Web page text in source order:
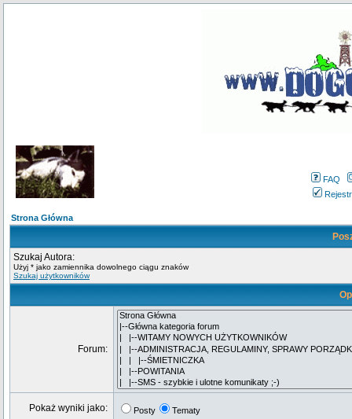
FAQ
Strona Główna
Szukaj Autora:
Użyj * jako zamiennika dowolnego ciągu znaków
Szukaj użytkowników
Forum:
Pokaż wyniki jako: Posty Tematy